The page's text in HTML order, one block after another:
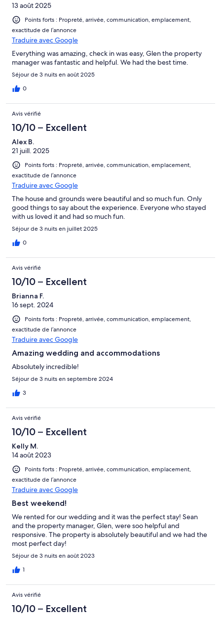
13 août 2025
Points forts : Propreté, arrivée, communication, emplacement,
exactitude de l’annonce
Traduire avec Google
Everything was amazing, check in was easy, Glen the property
manager was fantastic and helpful. We had the best time.
Séjour de 3 nuits en août 2025
0
Avis vérifié
10/10 – Excellent
Alex B.
21 juill. 2025
Points forts : Propreté, arrivée, communication, emplacement,
exactitude de l’annonce
Traduire avec Google
The house and grounds were beautiful and so much fun. Only
good things to say about the experience. Everyone who stayed
with us loved it and had so much fun.
Séjour de 3 nuits en juillet 2025
0
Avis vérifié
10/10 – Excellent
Brianna F.
16 sept. 2024
Points forts : Propreté, arrivée, communication, emplacement,
exactitude de l’annonce
Traduire avec Google
Amazing wedding and accommodations
Absolutely incredible!
Séjour de 3 nuits en septembre 2024
3
Avis vérifié
10/10 – Excellent
Kelly M.
14 août 2023
Points forts : Propreté, arrivée, communication, emplacement,
exactitude de l’annonce
Traduire avec Google
Best weekend!
We rented for our wedding and it was the perfect stay! Sean
and the property manager, Glen, were soo helpful and
responsive. The property is absolutely beautiful and we had the
most perfect day!
Séjour de 3 nuits en août 2023
1
Avis vérifié
10/10 – Excellent